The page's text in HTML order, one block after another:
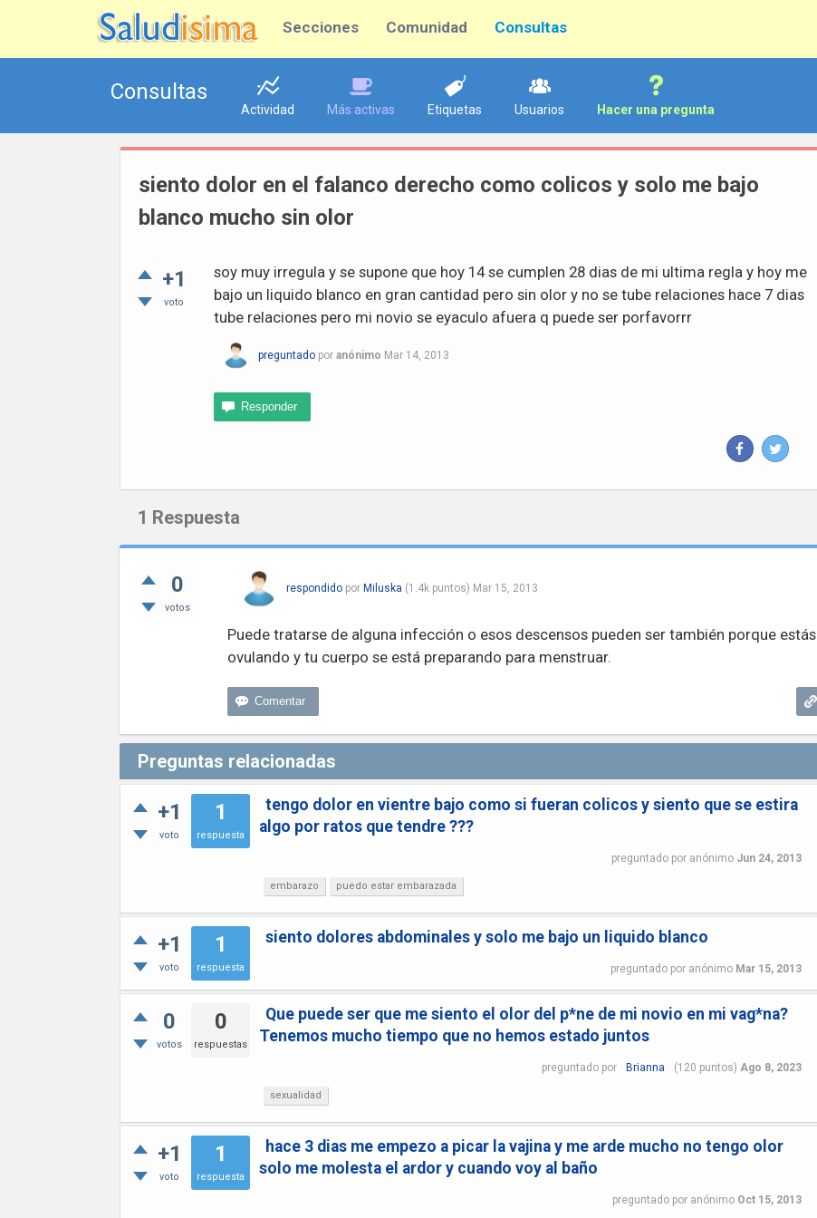
Secciones Comunidad Consultas
Consultas
Actividad Más activas Etiquetas Usuarios Hacer una pregunta
siento dolor en el falanco derecho como colicos y solo me bajo
blanco mucho sin olor
+1
voto
soy muy irregula y se supone que hoy 14 se cumplen 28 dias de mi ultima regla y hoy me
bajo un liquido blanco en gran cantidad pero sin olor y no se tube relaciones hace 7 dias
tube relaciones pero mi novio se eyaculo afuera q puede ser porfavorrr
preguntado por anónimo Mar 14, 2013
1 Respuesta
0
votos
respondido por Miluska (1.4kpuntos) Mar 15, 2013
Puede tratarse de alguna infección o esos descensos pueden ser también porque estás
ovulando y tu cuerpo se está preparando para menstruar.
Preguntas relacionadas
+1
voto
1
respuesta
tengo dolor en vientre bajo como si fueran colicos y siento que se estira
algo por ratos que tendre ???
preguntado por anónimo Jun 24, 2013
embarazo puedo estar embarazada
+1
voto
1
respuesta
siento dolores abdominales y solo me bajo un liquido blanco
preguntado por anónimo Mar 15, 2013
0
votos
0
respuestas
Que puede ser que me siento el olor del p*ne de mi novio en mi vag*na?
Tenemos mucho tiempo que no hemos estado juntos
preguntado por Brianna (120 puntos) Ago 8, 2023
sexualidad
+1
voto
1
respuesta
hace 3 dias me empezo a picar la vajina y me arde mucho no tengo olor
solo me molesta el ardor y cuando voy al baño
preguntado por anónimo Oct 15, 2013